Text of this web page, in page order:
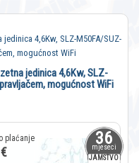
36
mjeseci
JAMSTVO
jedinica 4,6Kw, SLZ-
mogućnost WiFi